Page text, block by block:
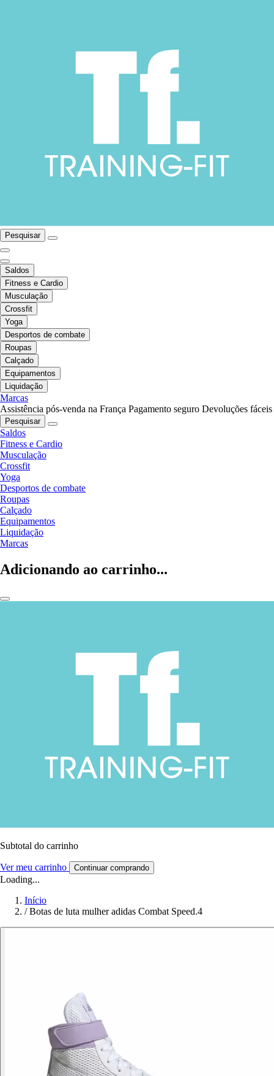
Pesquisar
Saldos
Fitness e Cardio
Musculação
Crossfit
Yoga
Desportos de combate
Roupas
Calçado
Equipamentos
Liquidação
Marcas
Assistência pós-venda na França Pagamento seguro Devoluções fáceis
Pesquisar
Saldos
Fitness e Cardio
Musculação
Crossfit
Yoga
Desportos de combate
Roupas
Calçado
Equipamentos
Liquidação
Marcas
Adicionando ao carrinho...
Subtotal do carrinho
Ver meu carrinho Continuar comprando
Loading...
Início
/ Botas de luta mulher adidas Combat Speed.4